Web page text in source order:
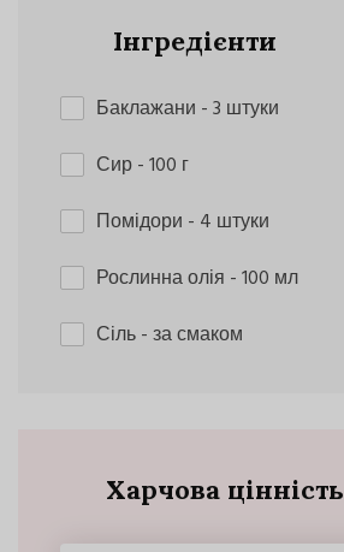
Інгредієнти
Баклажани - 3 штуки
Сир- 100 г
Помідори - 4 штуки
Рослинна олія - 100 мл
Сіль- за смаком
Харчова цінність